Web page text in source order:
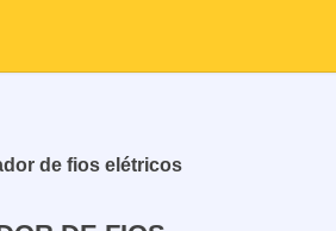
de fios elétricos